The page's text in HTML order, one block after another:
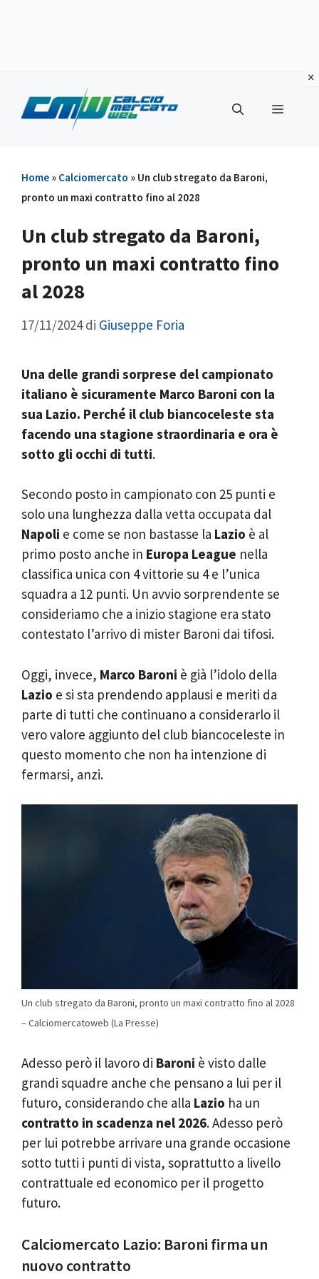
contenuto
Menu
Home » Calciomercato » Un club stregato da Baroni,
pronto un maxi contratto fino al 2028
Un club stregato da Baroni,
pronto un maxi contratto fino
al 2028
17/11/2024 di Giuseppe Foria
Una delle grandi sorprese del campionato
italiano è sicuramente Marco Baroni con la
sua Lazio. Perché il club biancoceleste sta
facendo una stagione straordinaria e ora è
sotto gli occhi di tutti.
Secondo posto in campionato con 25 punti e
solo una lunghezza dalla vetta occupata dal
Napoli e come se non bastasse la Lazio è al
primo posto anche in Europa League nella
classifica unica con 4 vittorie su 4 e l’unica
squadra a 12 punti. Un avvio sorprendente se
consideriamo che a inizio stagione era stato
contestato l’arrivo di mister Baroni dai tifosi.
Oggi, invece, Marco Baroni è già l’idolo della
Lazio e si sta prendendo applausi e meriti da
parte di tutti che continuano a considerarlo il
vero valore aggiunto del club biancoceleste in
questo momento che non ha intenzione di
fermarsi, anzi.
Un club stregato da Baroni, pronto un maxi contratto fino al 2028
– Calciomercatoweb (La Presse)
Adesso però il lavoro di Baroni è visto dalle
grandi squadre anche che pensano a lui per il
futuro, considerando che alla Lazio ha un
contratto in scadenza nel 2026. Adesso però
per lui potrebbe arrivare una grande occasione
sotto tutti i punti di vista, soprattutto a livello
contrattuale ed economico per il progetto
futuro.
Calciomercato Lazio: Baroni firma un
nuovo contratto